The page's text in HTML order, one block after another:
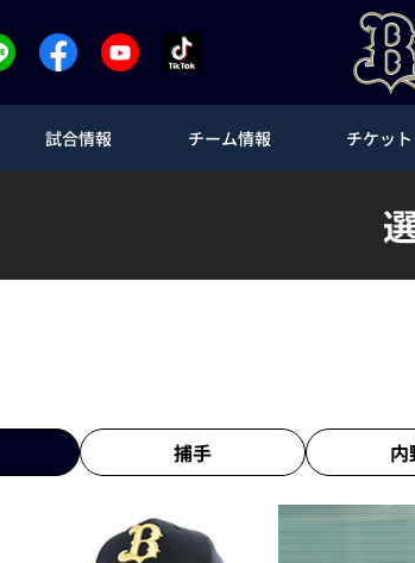
試合情報 チーム情報 チケット
捕手 内